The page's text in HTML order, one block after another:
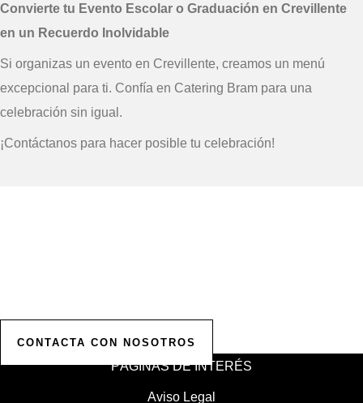
Convierte tu Evento Escolar o Graduación en Crevillente
en un Recuerdo Inolvidable
Si organizas un evento en Crevillente, creamos un menú
excepcional para ti. Confía en Catering Bram para una
celebración sin igual.
¡Contáctanos para hacer posible tu celebración!
CONTACTA CON NOSOTROS
PÁGINAS DE INTERÉS
Aviso Legal